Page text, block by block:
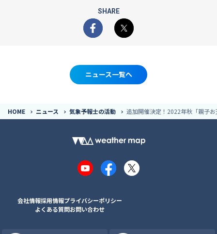
SHARE
Facebook
X
ニュース一覧へ
HOME ニュース 気象予報士の活動 追加開催決定！2022年秋「親子
YouTubeFacebook
X
会社情報採用情報プライバシーポリシー
よくある質問お問い合わせ